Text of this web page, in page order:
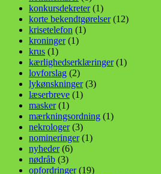
konkursdekreter(1)
korte bekendtgørelser(12)
krisetelefon (1)
kroninger(1)
krus (1)
kærlighedserklæringer(1)
lovforslag (2)
lykønskninger(3)
læserbreve (1)
masker(1)
mærkningsordning (1)
nekrologer(3)
nomineringer(1)
nyheder(6)
nødråb (3)
opfordringer(19)